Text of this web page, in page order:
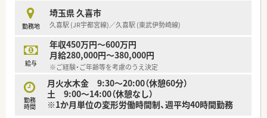
しだけでなく、
ご利用者へ安心して生活して頂けるよう、情報・サービスを提
供しています。
■在宅医療にも対応しております。
≪オススメポイント≫
■年間休日125日と休み多め
■残業が月10時間と少なく、終業後の予定も入れやすいです
■複数科目の処方箋を受けているおり、品目数も約1700品目あ
り、勉強になる薬局です
勤務地
埼玉県 久喜市
久喜駅 (JR宇都宮線)／久喜駅 (東武伊勢崎線)
給与
年収450万円～600万円
月給280,000円～380,000円
※ご経験・ご年齢等を考慮のうえ決定
勤務
時間
月火水木金 9:30〜20:00（休憩60分）
土 9:00～14:00（休憩なし）
※1か月単位の変形労働時間制、週平均40時間勤務